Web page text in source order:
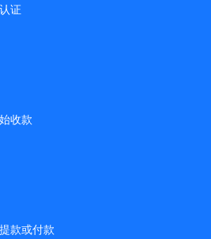
证
收款
款或付款